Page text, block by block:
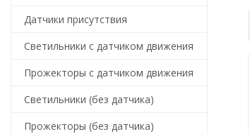
Датчики присутствия
Светильники с датчиком движения
Прожекторы с датчиком движения
Светильники (без датчика)
Прожекторы (без датчика)